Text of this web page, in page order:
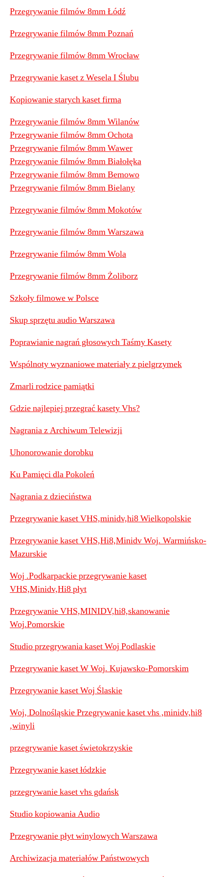
Przegrywanie filmów 8mm Łódź
Przegrywanie filmów 8mm Poznań
Przegrywanie filmów 8mm Wrocław
Przegrywanie kaset z Wesela I Ślubu
Kopiowanie starych kaset firma
Przegrywanie filmów 8mm Wilanów
Przegrywanie filmów 8mm Ochota
Przegrywanie filmów 8mm Wawer
Przegrywanie filmów 8mm Białołęka
Przegrywanie filmów 8mm Bemowo
Przegrywanie filmów 8mm Bielany
Przegrywanie filmów 8mm Mokotów
Przegrywanie filmów 8mm Warszawa
Przegrywanie filmów 8mm Wola
Przegrywanie filmów 8mm Żoliborz
Szkoły filmowe w Polsce
Skup sprzętu audio Warszawa
Poprawianie nagrań głosowych Taśmy Kasety
Wspólnoty wyznaniowe materiały z pielgrzymek
Zmarli rodzice pamiątki
Gdzie najlepiej przegrać kasety Vhs?
Nagrania z Archiwum Telewizji
Uhonorowanie dorobku
Ku Pamięci dla Pokoleń
Nagrania z dzieciństwa
Przegrywanie kaset VHS,minidv,hi8 Wielkopolskie
Przegrywanie kaset VHS,Hi8,Minidv Woj. Warmińsko-
Mazurskie
Woj .Podkarpackie przegrywanie kaset
VHS,Minidv,Hi8 płyt
Przegrywanie VHS,MINIDV,hi8,skanowanie
Woj.Pomorskie
Studio przegrywania kaset Woj Podlaskie
Przegrywanie kaset W Woj. Kujawsko-Pomorskim
Przegrywanie kaset Woj Ślaskie
Woj, Dolnośląskie Przegrywanie kaset vhs ,minidv,hi8
,winyli
przegrywanie kaset świetokrzyskie
Przegrywanie kaset łódzkie
przegrywanie kaset vhs gdańsk
Studio kopiowania Audio
Przegrywanie płyt winylowych Warszawa
Archiwizacja materiałów Państwowych